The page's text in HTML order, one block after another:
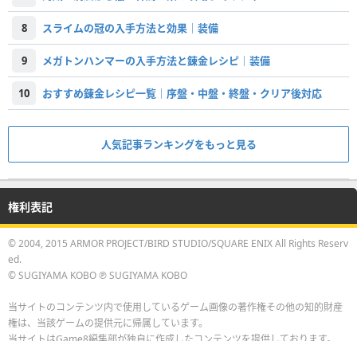
8 スライムの冠の入手方法と効果｜装備
9 メガトンハンマーの入手方法と錬金レシピ｜装備
10 おすすめ錬金レシピ一覧｜序盤・中盤・終盤・クリア後対応
人気記事ランキングをもっと見る
権利表記
© 2004, 2015 ARMOR PROJECT/BIRD STUDIO/SQUARE ENIX All Rights Reserv
ed.
© SUGIYAMA KOBO ℗ SUGIYAMA KOBO
当サイトのコンテンツ内で使用しているゲーム画像の著作権その他の知的財産
権は、当該ゲームの提供元に帰属しています。